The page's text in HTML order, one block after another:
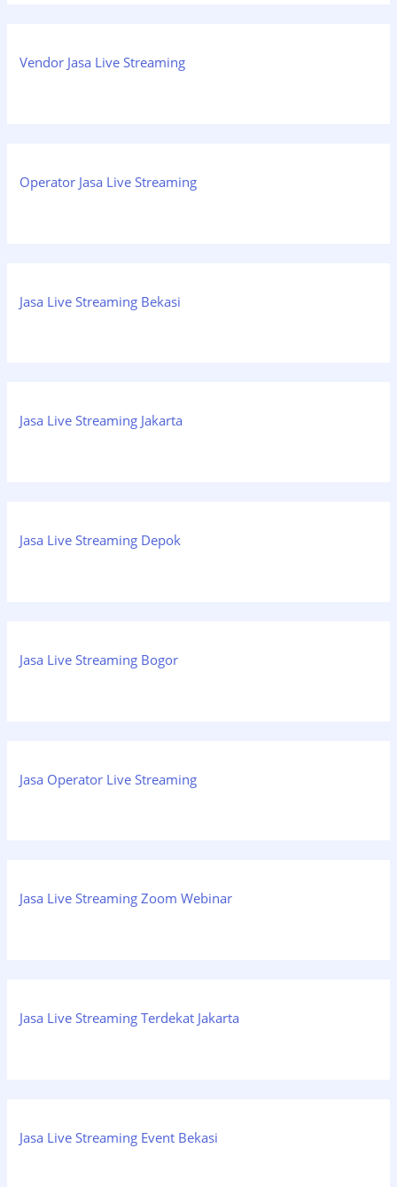
Vendor Jasa Live Streaming
Operator Jasa Live Streaming
Jasa Live Streaming Bekasi
Jasa Live Streaming Jakarta
Jasa Live Streaming Depok
Jasa Live Streaming Bogor
Jasa Operator Live Streaming
Jasa Live Streaming Zoom Webinar
Jasa Live Streaming Terdekat Jakarta
Jasa Live Streaming Event Bekasi